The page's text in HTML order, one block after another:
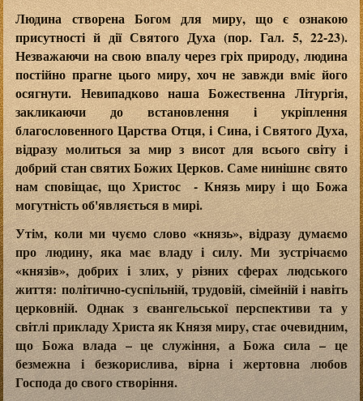
Людина створена Богом для миру, що є ознакою
присутності й дії Святого Духа (пор. Гал. 5, 22-23).
Незважаючи на свою впалу через гріх природу, людина
постійно прагне цього миру, хоч не завжди вміє його
осягнути. Невипадково наша Божественна Літургія,
закликаючи до встановлення і укріплення
благословенного Царства Отця, і Сина, і Святого Духа,
відразу молиться за мир з висот для всього світу і
добрий стан святих Божих Церков. Саме нинішнє свято
нам сповіщає, що Христос - Князь миру і що Божа
могутність об'являється в мирі.
Утім, коли ми чуємо слово «князь», відразу думаємо
про людину, яка має владу і силу. Ми зустрічаємо
«князів», добрих і злих, у різних сферах людського
життя: політично-суспільній, трудовій, сімейній і навіть
церковній. Однак з євангельської перспективи та у
світлі прикладу Христа як Князя миру, стає очевидним,
що Божа влада – це служіння, а Божа сила – це
безмежна і безкорислива, вірна і жертовна любов
Господа до свого створіння.